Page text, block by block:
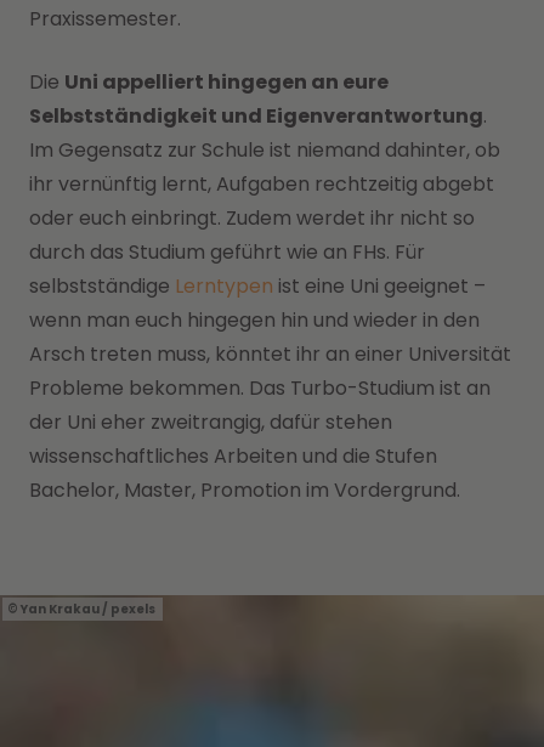
Praxissemester.
Die Uni appelliert hingegen an eure
Selbstständigkeit und Eigenverantwortung.
Im Gegensatz zur Schule ist niemand dahinter, ob
ihr vernünftig lernt, Aufgaben rechtzeitig abgebt
oder euch einbringt. Zudem werdet ihr nicht so
durch das Studium geführt wie an FHs. Für
selbstständige Lerntypen ist eine Uni geeignet –
wenn man euch hingegen hin und wieder in den
Arsch treten muss, könntet ihr an einer Universität
Probleme bekommen. Das Turbo-Studium ist an
der Uni eher zweitrangig, dafür stehen
wissenschaftliches Arbeiten und die Stufen
Bachelor, Master, Promotion im Vordergrund.
Yan Krakau / pexels